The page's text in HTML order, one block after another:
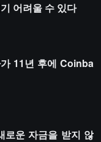
어려울 수 있다
11년 후에 Coinba
로운 자금을 받지 않